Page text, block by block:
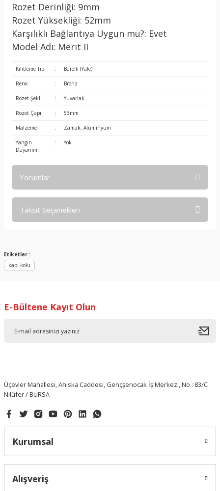
Rozet Derinliği: 9mm
Rozet Yüksekliği: 52mm
Karşılıklı Bağlantıya Uygun mu?: Evet
Model Adı: Merıt II
Kilitleme Tipi : Barelli (Yale)
Renk : Bronz
Rozet Şekli : Yuvarlak
Rozet Çapı : 53mm
Malzeme : Zamak, Alüminyum
Yangın
Dayanımı
: Yok
Yorumlar
Taksit Seçenekleri
Etiketler :
kapı kolu
E-Bültene Kayıt Olun
Üçevler Mahallesi, Ahıska Caddesi, Gençşenocak İş Merkezi, No : 83/C
Nilüfer / BURSA
Kurumsal
Alışveriş